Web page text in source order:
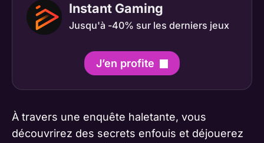
Instant Gaming
Jusqu'à -40% sur les derniers jeux
J’en profite
À travers une enquête haletante, vous
découvrirez des secrets enfouis et déjouerez